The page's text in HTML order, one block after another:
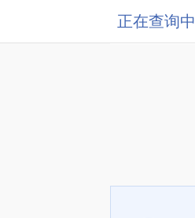
正在查询中